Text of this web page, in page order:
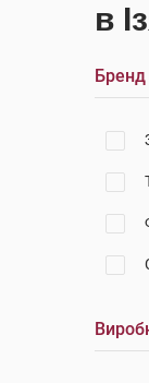
в
Бренд